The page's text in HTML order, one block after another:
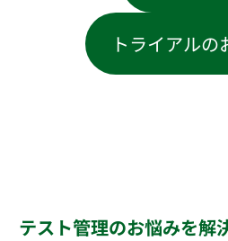
トライアルの
テスト管理のお悩みを解